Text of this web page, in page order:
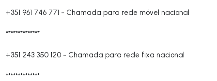
+351 961 746 771 - Chamada para rede móvel nacional
**************
+351 243 350 120 - Chamada para rede fixa nacional
**************